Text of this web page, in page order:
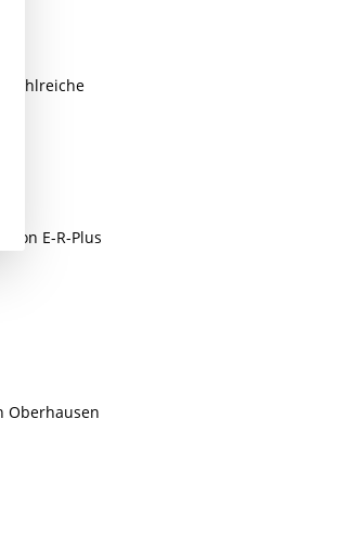
zahlreiche
von E-R-Plus
Oberhausen